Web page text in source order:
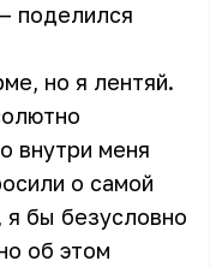
поделился
но я лентяй.
внутри меня
о самой
я бы безусловно
об этом